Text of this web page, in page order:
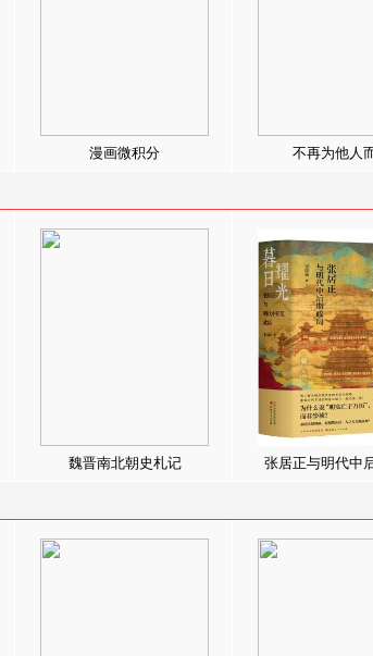
漫画微积分 不再为他人
魏晋南北朝史札记 张居正与明代中